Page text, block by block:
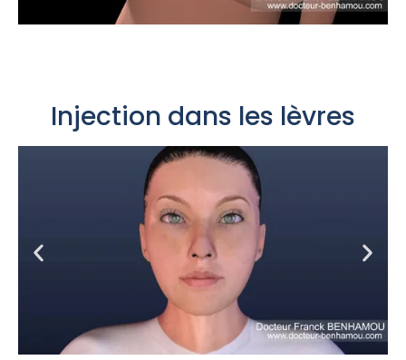
Injection dans les lèvres